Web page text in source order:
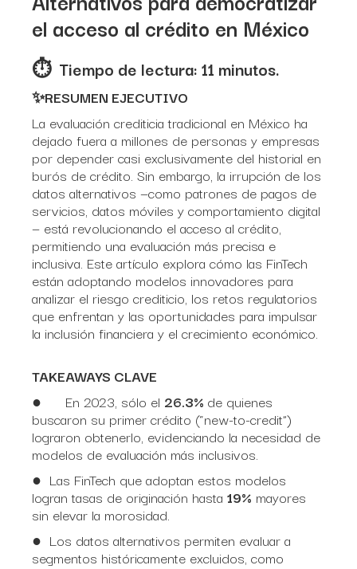
el acceso al crédito en México
⏱ ️ Tiempo de lectura: 11 minutos.
✨RESUMEN EJECUTIVO
La evaluación crediticia tradicional en México ha
dejado fuera a millones de personas y empresas
por depender casi exclusivamente del historial en
burós de crédito. Sin embargo, la irrupción de los
datos alternativos —como patrones de pagos de
servicios, datos móviles y comportamiento digital
— está revolucionando el acceso al crédito,
permitiendo una evaluación más precisa e
inclusiva. Este artículo explora cómo las FinTech
están adoptando modelos innovadores para
analizar el riesgo crediticio, los retos regulatorios
que enfrentan y las oportunidades para impulsar
la inclusión financiera y el crecimiento económico.
TAKEAWAYS CLAVE
● En 2023, sólo el 26.3% de quienes
buscaron su primer crédito (“new-to-credit”)
lograron obtenerlo, evidenciando la necesidad de
modelos de evaluación más inclusivos.
● Las FinTech que adoptan estos modelos
logran tasas de originación hasta 19% mayores
sin elevar la morosidad.
● Los datos alternativos permiten evaluar a
segmentos históricamente excluidos, como